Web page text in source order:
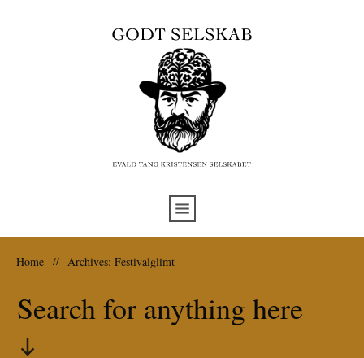
Home // Archives: Festivalglimt
Search for anything here